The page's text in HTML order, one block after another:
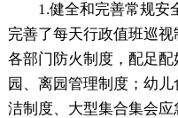
1.健全和完善常规安
完善了每天行政值班巡视
各部门防火制度，配足
园、离园管理制度；幼
洁制度、大型集合集会